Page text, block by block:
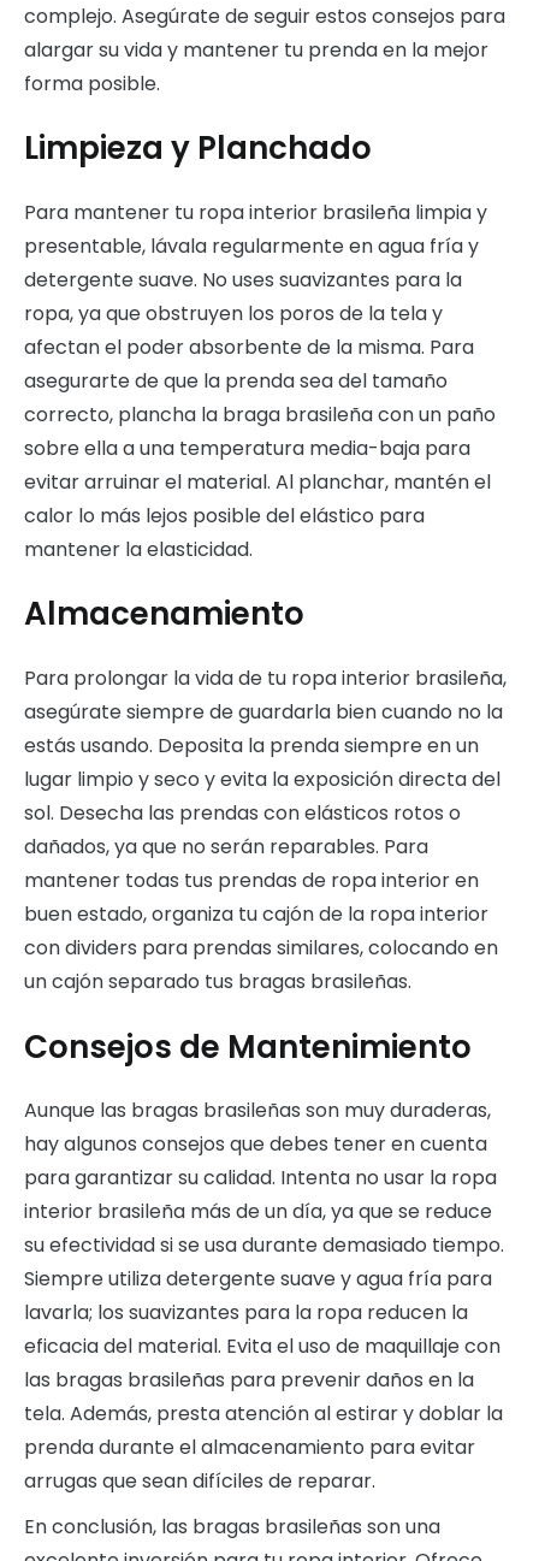
complejo. Asegúrate de seguir estos consejos para
alargar su vida y mantener tu prenda en la mejor
forma posible.
Limpieza y Planchado
Para mantener tu ropa interior brasileña limpia y
presentable, lávala regularmente en agua fría y
detergente suave. No uses suavizantes para la
ropa, ya que obstruyen los poros de la tela y
afectan el poder absorbente de la misma. Para
asegurarte de que la prenda sea del tamaño
correcto, plancha la braga brasileña con un paño
sobre ella a una temperatura media-baja para
evitar arruinar el material. Al planchar, mantén el
calor lo más lejos posible del elástico para
mantener la elasticidad.
Almacenamiento
Para prolongar la vida de tu ropa interior brasileña,
asegúrate siempre de guardarla bien cuando no la
estás usando. Deposita la prenda siempre en un
lugar limpio y seco y evita la exposición directa del
sol. Desecha las prendas con elásticos rotos o
dañados, ya que no serán reparables. Para
mantener todas tus prendas de ropa interior en
buen estado, organiza tu cajón de la ropa interior
con dividers para prendas similares, colocando en
un cajón separado tus bragas brasileñas.
Consejos de Mantenimiento
Aunque las bragas brasileñas son muy duraderas,
hay algunos consejos que debes tener en cuenta
para garantizar su calidad. Intenta no usar la ropa
interior brasileña más de un día, ya que se reduce
su efectividad si se usa durante demasiado tiempo.
Siempre utiliza detergente suave y agua fría para
lavarla; los suavizantes para la ropa reducen la
eficacia del material. Evita el uso de maquillaje con
las bragas brasileñas para prevenir daños en la
tela. Además, presta atención al estirar y doblar la
prenda durante el almacenamiento para evitar
arrugas que sean difíciles de reparar.
En conclusión, las bragas brasileñas son una